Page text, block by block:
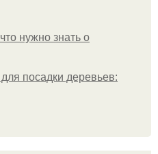
нужно знать о
посадки деревьев: